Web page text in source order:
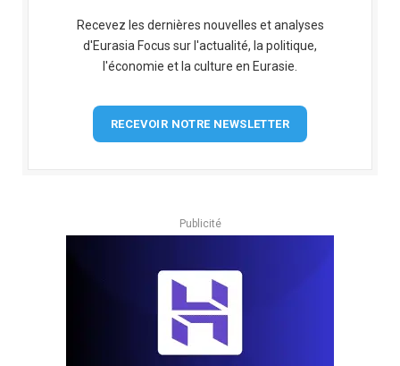
Recevez les dernières nouvelles et analyses
d'Eurasia Focus sur l'actualité, la politique,
l'économie et la culture en Eurasie.
RECEVOIR NOTRE NEWSLETTER
Publicité